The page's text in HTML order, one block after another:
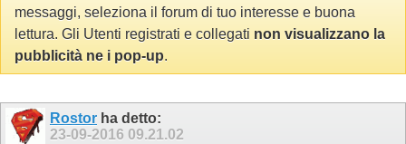
messaggi, seleziona il forum di tuo interesse e buona
lettura. Gli Utenti registrati e collegati non visualizzano la
pubblicità ne i pop-up.
Rostor ha detto:
23-09-2016 09.21.02